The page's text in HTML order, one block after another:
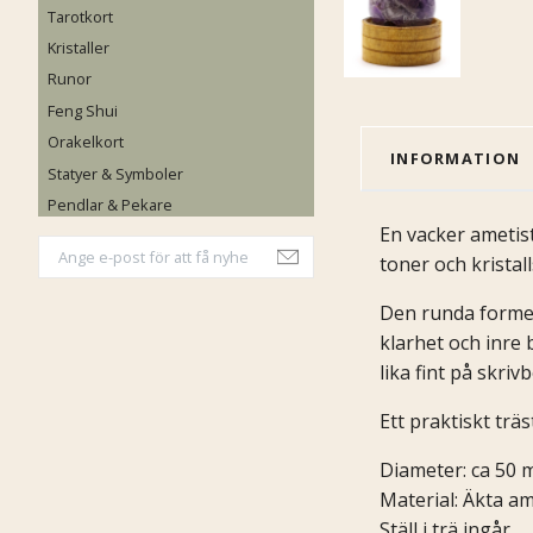
Tarotkort
Kristaller
Runor
Feng Shui
Orakelkort
Statyer & Symboler
Pendlar & Pekare
INFORMATION
En vacker
toner och
Den runda
klarhet och inre
lika fint på
Ett praktiskt
Diameter: ca 50
Material: Äkta